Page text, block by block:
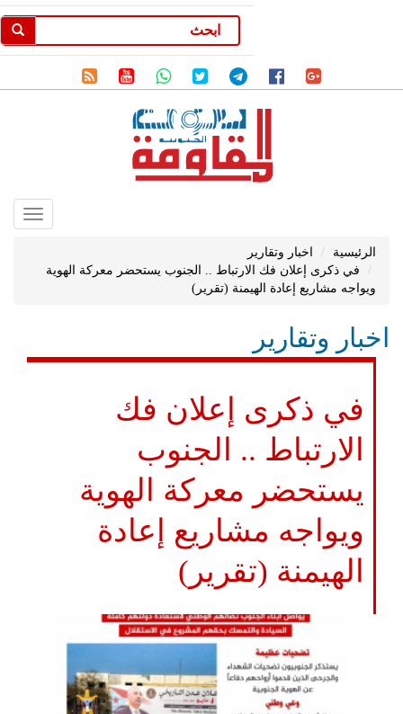
الرئيسية
اخبار وتقارير
في ذكرى إعلان فك الارتباط .. الجنوب يستحضر معركة الهوية
ويواجه مشاريع إعادة الهيمنة (تقرير)
اخبار وتقارير
في ذكرى إعلان فك
الارتباط .. الجنوب
يستحضر معركة الهوية
ويواجه مشاريع إعادة
الهيمنة (تقرير)